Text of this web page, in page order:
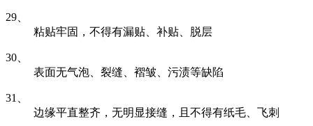
29、
粘贴牢固，不得有漏贴、补贴、脱层
30、
表面无气泡、裂缝、褶皱、污渍等缺陷
31、
边缘平直整齐，无明显接缝，且不得有纸毛、飞刺